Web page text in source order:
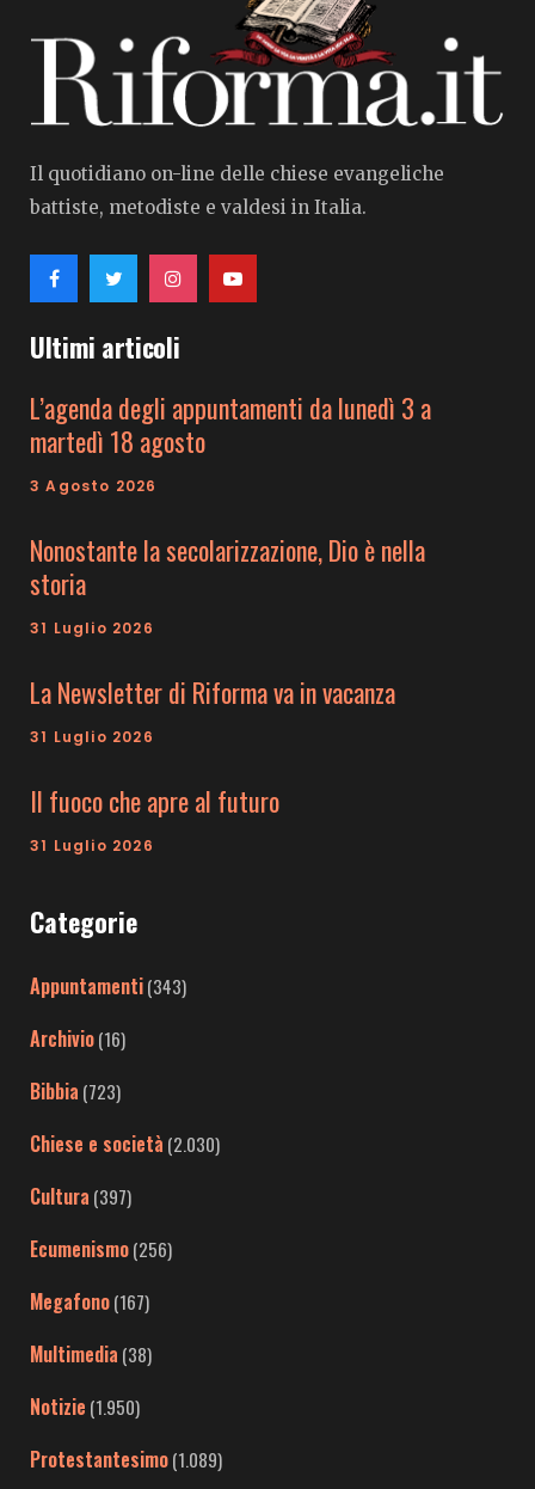
Il quotidiano on-line delle chiese evangeliche
battiste, metodiste e valdesi in Italia.
Ultimi articoli
L’agenda degli appuntamenti da lunedì 3 a
martedì 18 agosto
3 Agosto 2026
Nonostante la secolarizzazione, Dio è nella
storia
31 Luglio 2026
La Newsletter di Riforma va in vacanza
31 Luglio 2026
Il fuoco che apre al futuro
31 Luglio 2026
Categorie
Appuntamenti(343)
Archivio(16)
Bibbia (723)
Chiese e società (2.030)
Cultura (397)
Ecumenismo(256)
Megafono(167)
Multimedia (38)
Notizie (1.950)
Protestantesimo(1.089)